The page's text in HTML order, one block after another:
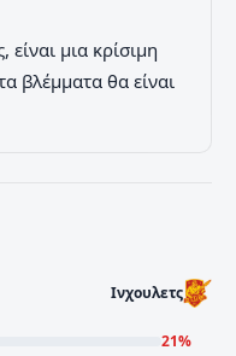
μια κρίσιμη
βλέμματα θα είναι
Ινχουλετς
21%